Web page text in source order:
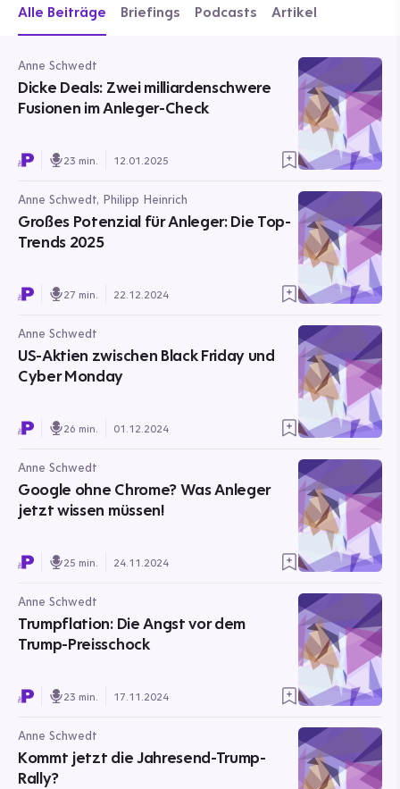
Alle Beiträge Briefings Podcasts Artikel
Anne Schwedt
Dicke Deals: Zwei milliardenschwere
Fusionen im Anleger-Check
23 min. 12.01.2025
Anne Schwedt, Philipp Heinrich
Großes Potenzial für Anleger: Die Top-
Trends 2025
27 min. 22.12.2024
Anne Schwedt
US-Aktien zwischen Black Friday und
Cyber Monday
26 min. 01.12.2024
Anne Schwedt
Google ohne Chrome? Was Anleger
jetzt wissen müssen!
25 min. 24.11.2024
Anne Schwedt
Trumpflation: Die Angst vor dem
Trump-Preisschock
23 min. 17.11.2024
Anne Schwedt
Kommt jetzt die Jahresend-Trump-
Rally?